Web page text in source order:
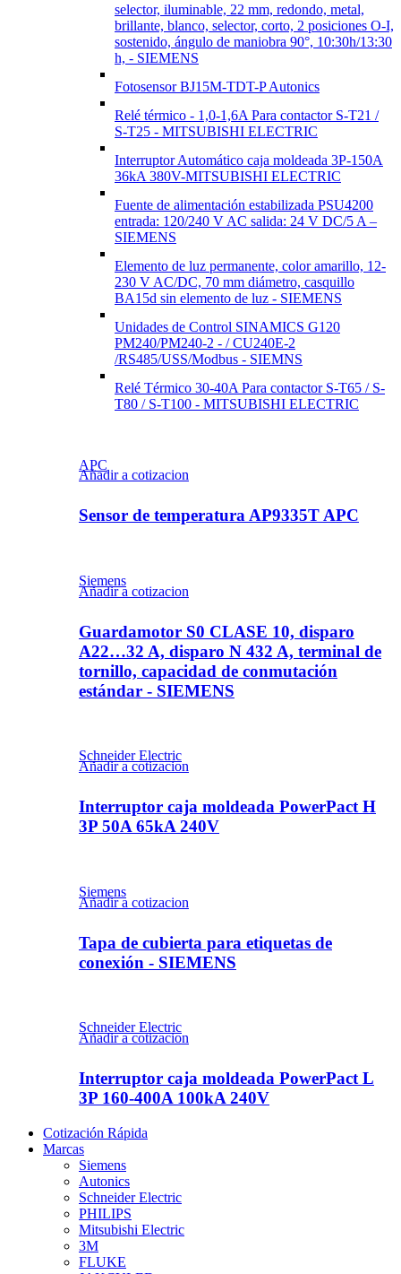
selector, iluminable, 22 mm, redondo, metal,
brillante, blanco, selector, corto, 2 posiciones O-I,
sostenido, ángulo de maniobra 90°, 10:30h/13:30
h, - SIEMENS
Fotosensor BJ15M-TDT-P Autonics
Relé térmico - 1,0-1,6A Para contactor S-T21 /
S-T25 - MITSUBISHI ELECTRIC
Interruptor Automático caja moldeada 3P-150A
36kA 380V-MITSUBISHI ELECTRIC
Fuente de alimentación estabilizada PSU4200
entrada: 120/240 V AC salida: 24 V DC/5 A –
SIEMENS
Elemento de luz permanente, color amarillo, 12-
230 V AC/DC, 70 mm diámetro, casquillo
BA15d sin elemento de luz - SIEMENS
Unidades de Control SINAMICS G120
PM240/PM240-2 - / CU240E-2
/RS485/USS/Modbus - SIEMNS
Relé Térmico 30-40A Para contactor S-T65 / S-
T80 / S-T100 - MITSUBISHI ELECTRIC
APC
Añadir a cotizacion
Sensor de temperatura AP9335T APC
Siemens
Añadir a cotizacion
Guardamotor S0 CLASE 10, disparo
A22…32 A, disparo N 432 A, terminal de
tornillo, capacidad de conmutación
estándar - SIEMENS
Schneider Electric
Añadir a cotizacion
Interruptor caja moldeada PowerPact H
3P 50A 65kA 240V
Siemens
Añadir a cotizacion
Tapa de cubierta para etiquetas de
conexión - SIEMENS
Schneider Electric
Añadir a cotizacion
Interruptor caja moldeada PowerPact L
3P 160-400A 100kA 240V
Cotización Rápida
Marcas
Siemens
Autonics
Schneider Electric
PHILIPS
Mitsubishi Electric
3M
FLUKE